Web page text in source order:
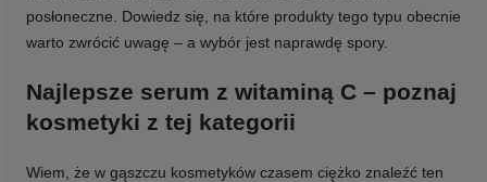
posłoneczne. Dowiedz się, na które produkty tego typu obecnie
warto zwrócić uwagę – a wybór jest naprawdę spory.
Najlepsze serum z witaminą C – poznaj
kosmetyki z tej kategorii
Wiem, że w gąszczu kosmetyków czasem ciężko znaleźć ten